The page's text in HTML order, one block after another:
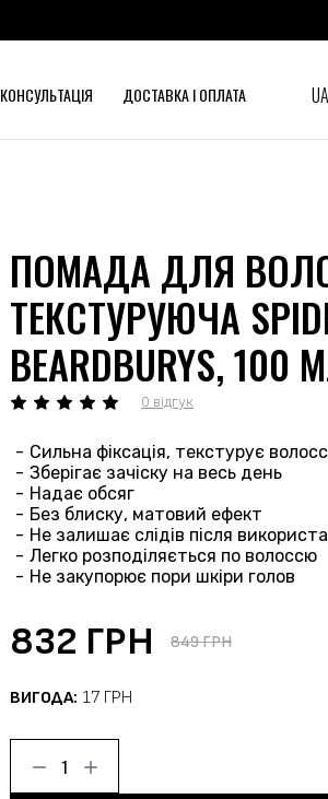
КОНСУЛЬТАЦІЯ ДОСТАВКА І ОПЛАТА UA
ПОМАДА ДЛЯ
ТЕКСТУРУЮЧА
BEARDBURYS, 100
0 відгук
Сильна фіксація, текстурує
Зберігає зачіску на весь день
Надає обсяг
Без блиску, матовий ефект
Не залишає слідів після
Легко розподіляється по волоссю
Не закупорює пори шкіри голов
832 ГРН 849 ГРН
ВИГОДА: 17 ГРН